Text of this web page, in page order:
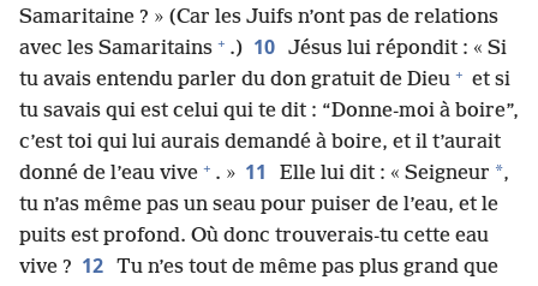
Samaritaine ? » (Car les Juifs n’ont pas de relations
avec les Samaritains + .) 10 Jésus lui répondit : « Si
tu avais entendu parler du don gratuit de Dieu + et si
tu savais qui est celui qui te dit : “Donne-​moi à boire”,
c’est toi qui lui aurais demandé à boire, et il t’aurait
donné de l’eau vive + . » 11 Elle lui dit : « Seigneur *,
tu n’as même pas un seau pour puiser de l’eau, et le
puits est profond. Où donc trouverais-​tu cette eau
vive ? 12 Tu n’es tout de même pas plus grand que